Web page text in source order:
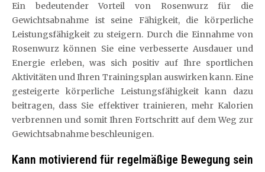
Ein bedeutender Vorteil von Rosenwurz für die
Gewichtsabnahme ist seine Fähigkeit, die körperliche
Leistungsfähigkeit zu steigern. Durch die Einnahme von
Rosenwurz können Sie eine verbesserte Ausdauer und
Energie erleben, was sich positiv auf Ihre sportlichen
Aktivitäten und Ihren Trainingsplan auswirken kann. Eine
gesteigerte körperliche Leistungsfähigkeit kann dazu
beitragen, dass Sie effektiver trainieren, mehr Kalorien
verbrennen und somit Ihren Fortschritt auf dem Weg zur
Gewichtsabnahme beschleunigen.
Kann motivierend für regelmäßige Bewegung sein